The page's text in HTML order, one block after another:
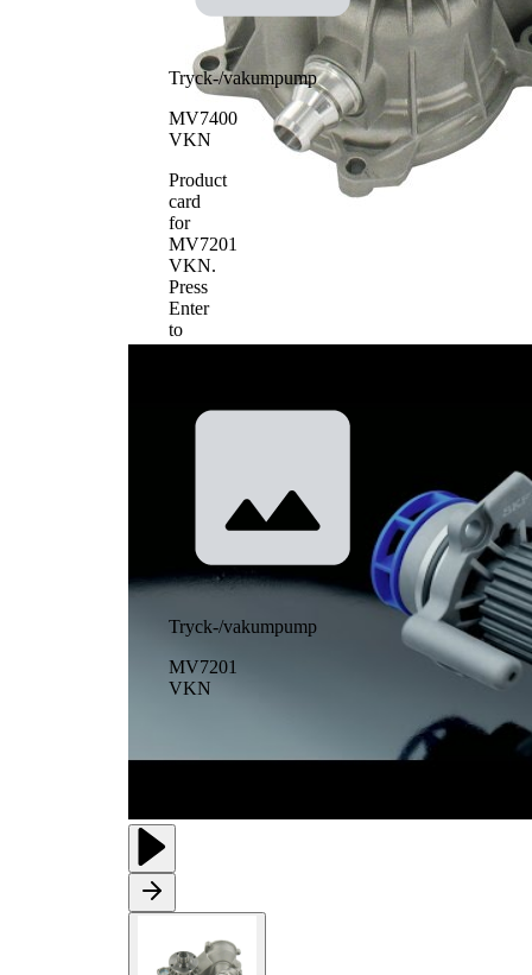
Tryck-/vakumpump
MV7400
VKN
Product
card
for
MV7201
VKN.
Press
Enter
to
view
Tryck-/vakumpump
MV7201
VKN